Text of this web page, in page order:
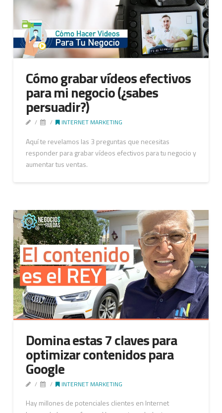
Cómo grabar vídeos efectivos
para mi negocio (¿sabes
persuadir?)
INTERNET MARKETING
Aquí te revelamos las 3 preguntas que necesitas
responder para grabar vídeos efectivos para tu negocio y
aumentar tus ventas.
Domina estas 7 claves para
optimizar contenidos para
Google
INTERNET MARKETING
Hay millones de potenciales clientes en Internet